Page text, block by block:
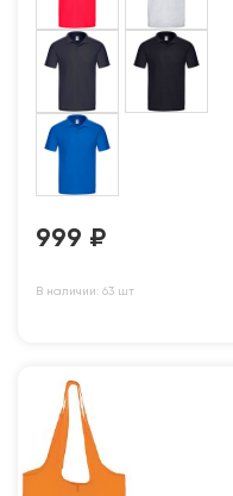
999 ₽
В наличии: 63 шт